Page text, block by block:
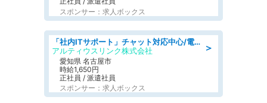
スポンサー：求人ボックス
＞
「社内ITサポート」チャット対応中心/電話少なめ/土日祝休/名古屋市港区
アルティウスリンク株式会社
愛知県 名古屋市
時給1,650円
正社員 / 派遣社員
スポンサー：求人ボックス